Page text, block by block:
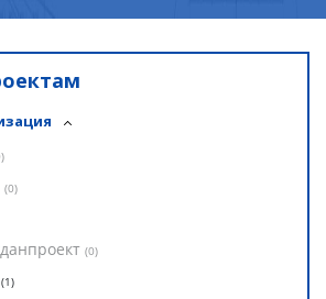
)
(0)
(0)
(1)